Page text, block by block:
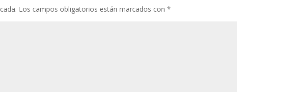
Los campos obligatorios están marcados con *